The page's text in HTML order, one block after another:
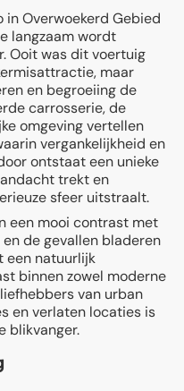
in Overwoekerd Gebied
langzaam wordt
Ooit was dit voertuig
maar
en begroeiing de
carrosserie, de
omgeving vertellen
vergankelijkheid en
ontstaat een unieke
trekt en
sfeer uitstraalt.
een mooi contrast met
de gevallen bladeren
een natuurlijk
binnen zowel moderne
van urban
en verlaten locaties is
blikvanger.